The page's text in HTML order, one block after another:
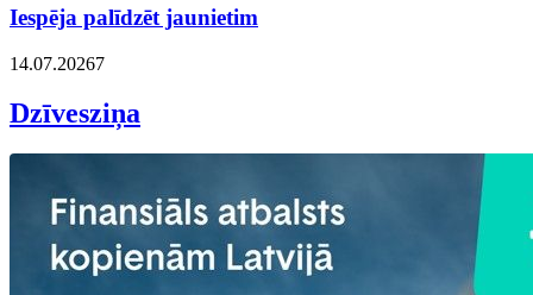
Iespēja palīdzēt jaunietim
14.07.20267
Dzīvesziņa